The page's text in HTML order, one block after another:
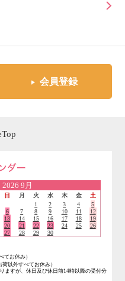
会員登録
2026 9月
日 月 火 水 木 金
土
1
2 3 4
5
6
7 8 9 10 11
12
13
14 15 16 17 18
19
20
21 22 23 24 25
26
27
28 29 30
てお休み）
荷以外すべてお休み）
ますが、休日及び休日前14時以降の受付分